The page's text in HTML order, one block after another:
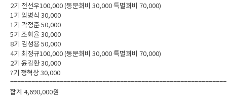
2기 전선우100,000 (동문회비 30,000 특별회비 70,000)
1기 임병식 30,000
1기 곽정준 50,000
5기 조회율 30,000
8기 김성용 50,000
4기 최정규100,000 (동문회비 30,000 특별회비 70,000)
2기 윤길환 30,000
?기 정혁상 30,000
=============================================================
합계 4,690,000원